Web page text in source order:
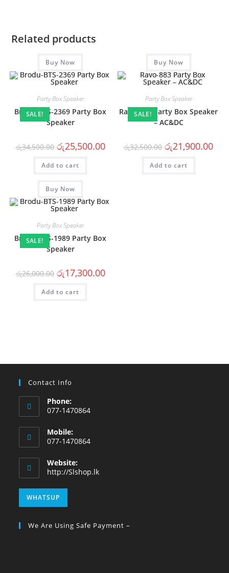
Related products
Buy Now
SALE!
Party Box Speaker
Brodu-BTS-2369 Party Box
Speaker
රු34,500.00 රු25,500.00
Add to cart
Buy Now
SALE!
Party Box Speaker
Ravo-883 Party Box Speaker
– AC&DC
රු32,500.00 රු21,900.00
Add to cart
Buy Now
SALE!
Party Box Speaker
Brodu-BTS-1989 Party Box
Speaker
රු26,000.00 රු17,300.00
Add to cart
Contact Info
Phone:
077-1470864
Mobile:
077-1470864
Website:
http://Slshop.lk
WHATSUP
We Are Using Safe Payment –